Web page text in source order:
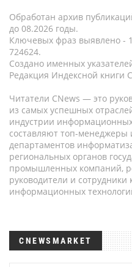
Обработан архив
до 08.2026 годы.
Ключевых фраз выявлено -
724624.
Создано именных
Редакция Индексной книги
Читатели CNews — это
из самых успешных
индустрии
составляют топ-менеджеры
департаментов
региональных органов
промышленных компаний,
руководители и
информационных
CNEWSMARKET